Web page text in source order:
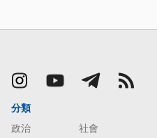
分類
政治
社會